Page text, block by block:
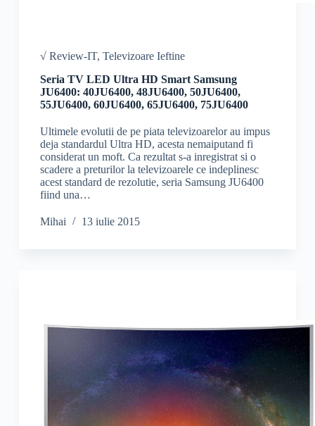
√ Review-IT, Televizoare Ieftine
Seria TV LED Ultra HD Smart Samsung
JU6400: 40JU6400, 48JU6400, 50JU6400,
55JU6400, 60JU6400, 65JU6400, 75JU6400
Ultimele evolutii de pe piata televizoarelor au impus
deja standardul Ultra HD, acesta nemaiputand fi
considerat un moft. Ca rezultat s-a inregistrat si o
scadere a preturilor la televizoarele ce indeplinesc
acest standard de rezolutie, seria Samsung JU6400
fiind una…
Mihai 13 iulie 2015